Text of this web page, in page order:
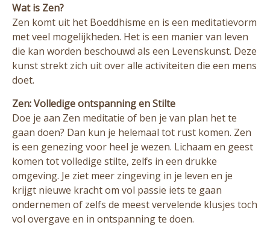
Wat is Zen?
Zen komt uit het Boeddhisme en is een meditatievorm
met veel mogelijkheden. Het is een manier van leven
die kan worden beschouwd als een Levenskunst. Deze
kunst strekt zich uit over alle activiteiten die een mens
doet.
Zen: Volledige ontspanning en Stilte
Doe je aan Zen meditatie of ben je van plan het te
gaan doen? Dan kun je helemaal tot rust komen. Zen
is een genezing voor heel je wezen. Lichaam en geest
komen tot volledige stilte, zelfs in een drukke
omgeving. Je ziet meer zingeving in je leven en je
krijgt nieuwe kracht om vol passie iets te gaan
ondernemen of zelfs de meest vervelende klusjes toch
vol overgave en in ontspanning te doen.